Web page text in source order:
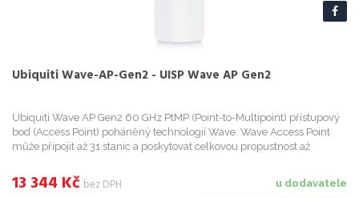
Ubiquiti Wave-AP-Gen2 - UISP Wave AP Gen2
Ubiquiti Wave AP Gen2 60 GHz PtMP (Point-to-Multipoint) přístupový
bod (Access Point) poháněný technologií Wave. Wave Access Point
může připojit až 31 stanic a poskytovat celkovou propustnost až
u dodavatele
13 344 Kč bez DPH